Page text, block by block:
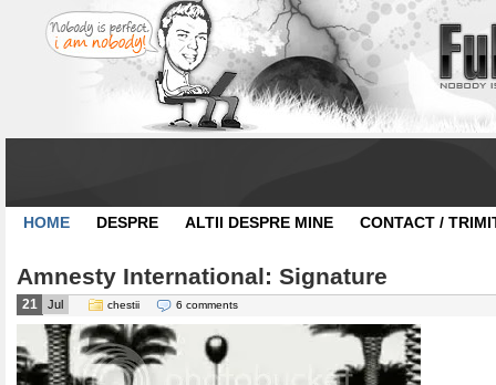
HOME DESPRE ALTII DESPRE MINE CONTACT /
Amnesty International: Signature
21 Jul chestii 6 comments